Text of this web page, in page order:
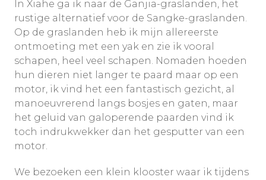
In Xiahe ga ik naar de Ganjia-graslanden, het
rustige alternatief voor de Sangke-graslanden.
Op de graslanden heb ik mijn allereerste
ontmoeting met een yak en zie ik vooral
schapen, heel veel schapen. Nomaden hoeden
hun dieren niet langer te paard maar op een
motor, ik vind het een fantastisch gezicht, al
manoeuvrerend langs bosjes en gaten, maar
het geluid van galoperende paarden vind ik
toch indrukwekker dan het gesputter van een
motor.
We bezoeken een klein klooster waar ik tijdens